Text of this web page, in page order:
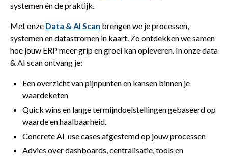
systemen én de praktijk.
Met onze Data & AI Scan brengen we je processen,
systemen en datastromen in kaart. Zo ontdekken we samen
hoe jouw ERP meer grip en groei kan opleveren. In onze data
& AI scan ontvang je:
Een overzicht van pijnpunten en kansen binnen je
waardeketen
Quick wins en lange termijndoelstellingen gebaseerd op
waarde en haalbaarheid.
Concrete AI-use cases afgestemd op jouw processen
Advies over dashboards, centralisatie, tools en